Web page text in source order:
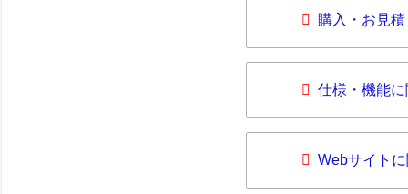
購入・お見
仕様・機能
Webサイト